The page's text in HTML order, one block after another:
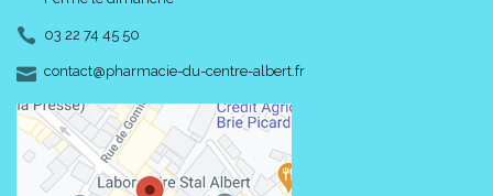
03 22 74 45 50
contact-
@-
pharmacie-du-centre-albert.fr